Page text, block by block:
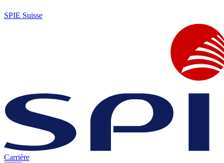
SPIE Suisse
Carrière